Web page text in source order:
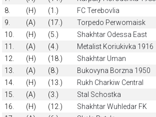
8.
(H) (1.) FC Terebovlia
9.
(A) (17.) Torpedo Perwomaisk
10.
(H) (5.) Shakhtar Odessa East
11.
(A) (4.) Metalist Koriukivka 1916
12.
(H) (18.) Shakhtar Uman
13.
(A) (8.) Bukovyna Borzna 1950
14.
(H) (13.) Rukh Charkiw Central
15.
(A) (3.) Stal Schostka
16.
(H) (12.) Shakhtar Wuhledar FK